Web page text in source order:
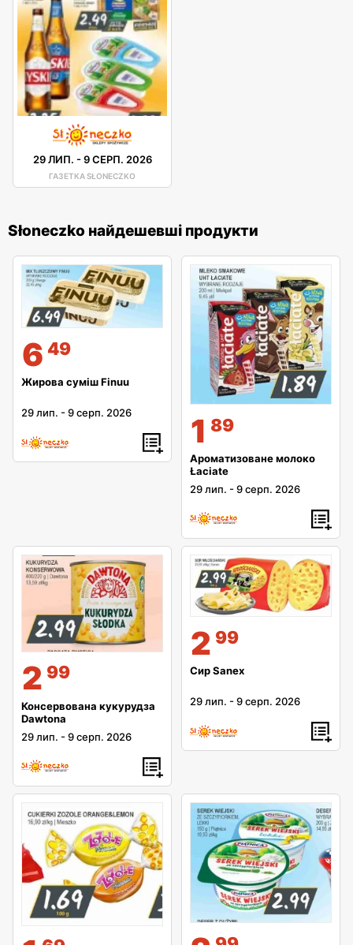
29 ЛИП. -9 СЕРП. 2026
ГАЗЕТКА SŁONECZKO
Słoneczko найдешевші продукти
6 49
Жирова суміш Finuu
29 лип. -9 серп. 2026 1 89
Ароматизоване молоко
Łaciate
29 лип. -9 серп. 2026
2 99
Консервована кукурудза
Dawtona
29 лип. -9 серп. 2026
2 99
Сир Sanex
29 лип. -9 серп. 2026